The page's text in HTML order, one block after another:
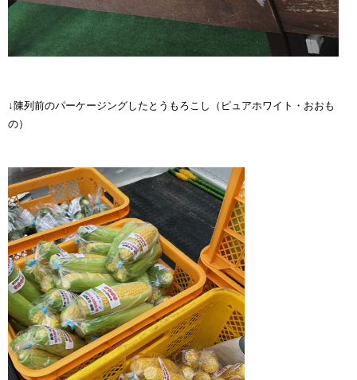
↓陳列前のパーケージングしたとうもろこし（ピュアホワイト・おおも
の）